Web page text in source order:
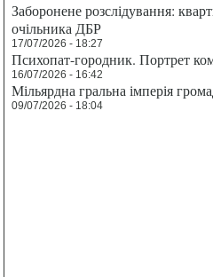
Заборонене розслідування:
очільника ДБР
17/07/2026 - 18:27
Психопат-городник. Портрет
16/07/2026 - 16:42
Мільярдна гральна імперія
09/07/2026 - 18:04